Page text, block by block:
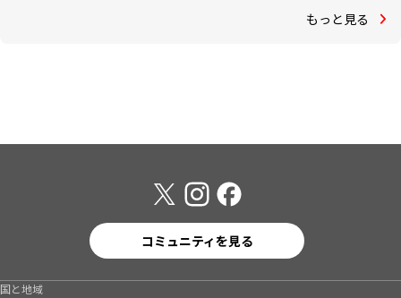
もっと見る
コミュニティを見る
国と地域